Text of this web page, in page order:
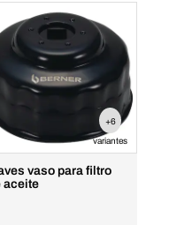
+6
variantes
vaso para filtro
aceite